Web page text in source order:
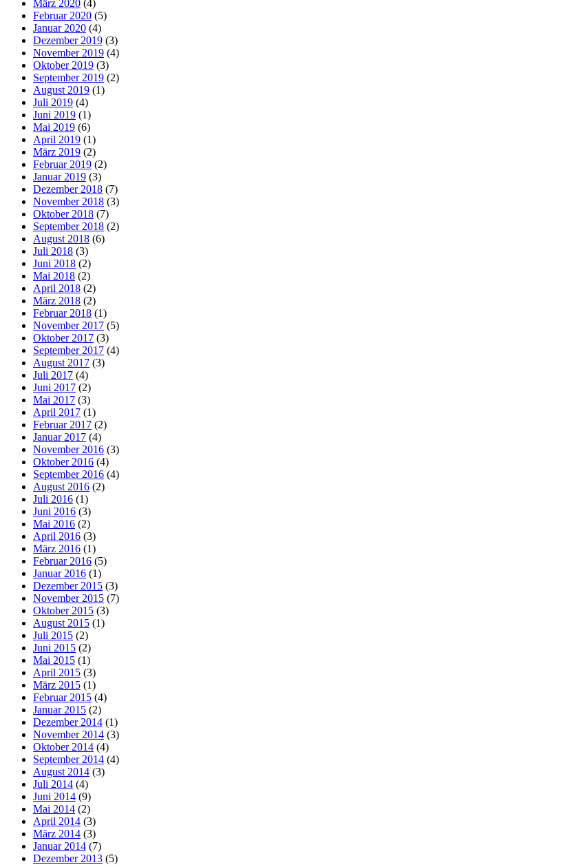
März 2020 (4)
Februar 2020 (5)
Januar 2020 (4)
Dezember 2019 (3)
November 2019 (4)
Oktober 2019 (3)
September 2019 (2)
August 2019 (1)
Juli 2019 (4)
Juni 2019 (1)
Mai 2019 (6)
April 2019 (1)
März 2019 (2)
Februar 2019 (2)
Januar 2019 (3)
Dezember 2018 (7)
November 2018 (3)
Oktober 2018 (7)
September 2018 (2)
August 2018 (6)
Juli 2018 (3)
Juni 2018 (2)
Mai 2018 (2)
April 2018 (2)
März 2018 (2)
Februar 2018 (1)
November 2017 (5)
Oktober 2017 (3)
September 2017 (4)
August 2017 (3)
Juli 2017 (4)
Juni 2017 (2)
Mai 2017 (3)
April 2017 (1)
Februar 2017 (2)
Januar 2017 (4)
November 2016 (3)
Oktober 2016 (4)
September 2016 (4)
August 2016 (2)
Juli 2016 (1)
Juni 2016 (3)
Mai 2016 (2)
April 2016 (3)
März 2016 (1)
Februar 2016 (5)
Januar 2016 (1)
Dezember 2015 (3)
November 2015 (7)
Oktober 2015 (3)
August 2015 (1)
Juli 2015 (2)
Juni 2015 (2)
Mai 2015 (1)
April 2015 (3)
März 2015 (1)
Februar 2015 (4)
Januar 2015 (2)
Dezember 2014 (1)
November 2014 (3)
Oktober 2014 (4)
September 2014 (4)
August 2014 (3)
Juli 2014 (4)
Juni 2014 (9)
Mai 2014 (2)
April 2014 (3)
März 2014 (3)
Januar 2014 (7)
Dezember 2013 (5)